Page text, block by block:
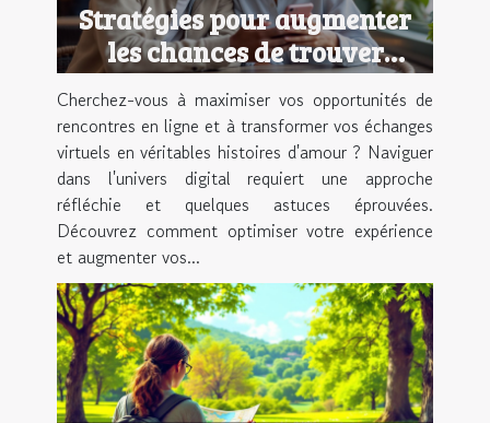
Stratégies pour augmenter
les chances de trouver
l'amour en ligne
Cherchez-vous à maximiser vos opportunités de
rencontres en ligne et à transformer vos échanges
virtuels en véritables histoires d'amour ? Naviguer
dans l'univers digital requiert une approche
réfléchie et quelques astuces éprouvées.
Découvrez comment optimiser votre expérience
et augmenter vos...